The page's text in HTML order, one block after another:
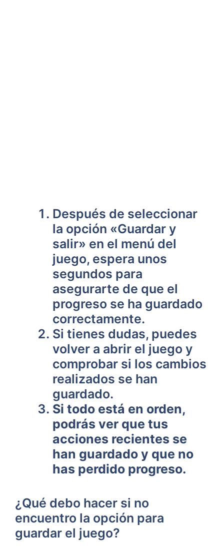
Después de⁣ seleccionar
la opción «Guardar y ​
salir» en el menú ⁣del
juego, espera unos
segundos para
asegurarte de que el
progreso se ha guardado
correctamente.
Si tienes dudas, puedes
volver⁤ a abrir el‌ juego ‍y
comprobar si los cambios
realizados se han
guardado.
Si todo está en orden,
podrás ver que tus
acciones recientes se⁢
han guardado y que no
⁤has perdido progreso.
¿Qué⁢ debo hacer si no
encuentro la opción para
guardar el‍ juego?